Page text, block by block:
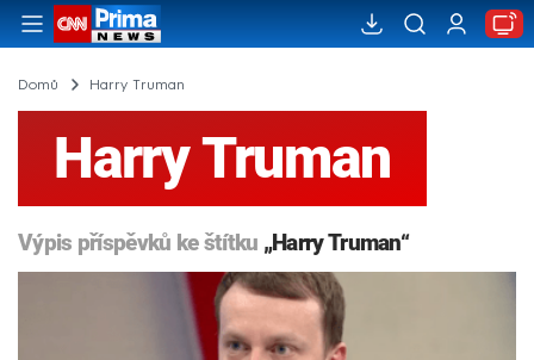
Domů Harry Truman
Harry Truman
Výpis příspěvků ke štítku „Harry Truman“